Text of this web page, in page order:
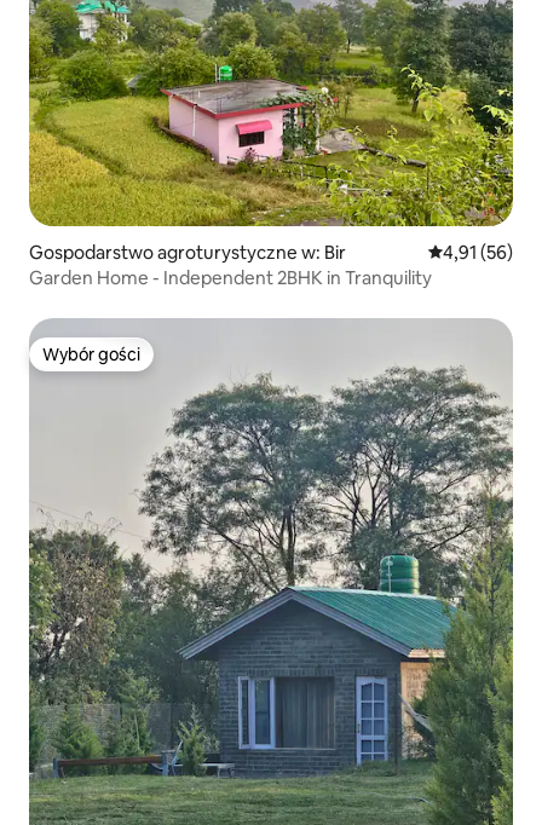
Gospodarstwo agroturystyczne w: Bir Średnia
4,91 (56)
Garden Home - Independent 2BHK in Tranquility
Wybór gości
Wybór gości